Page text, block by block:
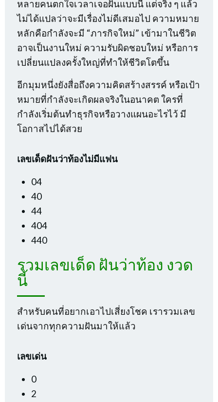
หลายคนตกใจเวลาเจอฝันแบบนี้ แต่จริง ๆ แล้ว
ไม่ได้แปลว่าจะมีเรื่องไม่ดีเสมอไป ความหมาย
หลักคือกำลังจะมี “ภารกิจใหม่” เข้ามาในชีวิต
อาจเป็นงานใหม่ ความรับผิดชอบใหม่ หรือการ
เปลี่ยนแปลงครั้งใหญ่ที่ทำให้ชีวิตโตขึ้น
อีกมุมหนึ่งยังสื่อถึงความคิดสร้างสรรค์ หรือเป้า
หมายที่กำลังจะเกิดผลจริงในอนาคต ใครที่
กำลังเริ่มต้นทำธุรกิจหรือวางแผนอะไรไว้ มี
โอกาสไปได้สวย
เลขเด็ดฝันว่าท้องไม่มีแฟน
04
40
44
404
440
รวมเลขเด็ด ฝันว่าท้อง งวด
นี้
สำหรับคนที่อยากเอาไปเสี่ยงโชค เรารวมเลข
เด่นจากทุกความฝันมาให้แล้ว
เลขเด่น
0
2